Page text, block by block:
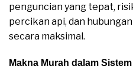
penguncian yang tepat,
percikan api, dan
secara maksimal.
Makna Murah dalam